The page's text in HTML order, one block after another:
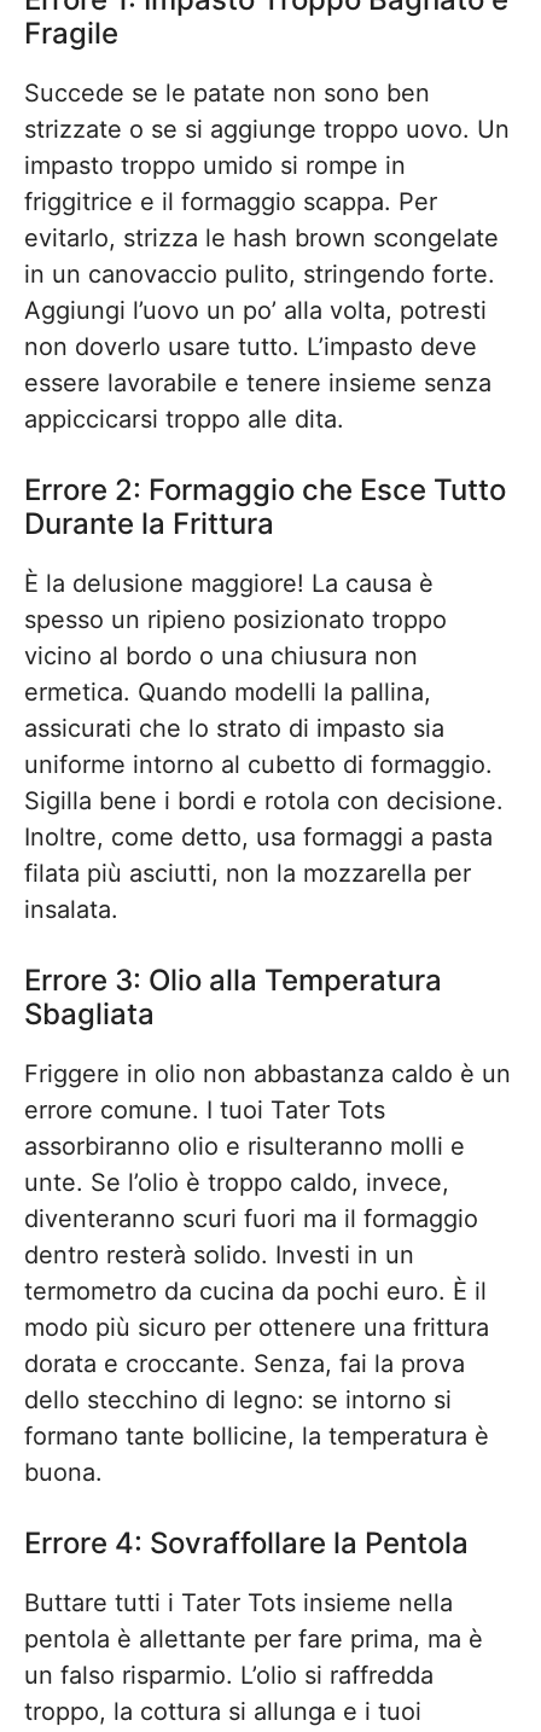
Fragile
Succede se le patate non sono ben
strizzate o se si aggiunge troppo uovo. Un
impasto troppo umido si rompe in
friggitrice e il formaggio scappa. Per
evitarlo, strizza le hash brown scongelate
in un canovaccio pulito, stringendo forte.
Aggiungi l’uovo un po’ alla volta, potresti
non doverlo usare tutto. L’impasto deve
essere lavorabile e tenere insieme senza
appiccicarsi troppo alle dita.
Errore 2: Formaggio che Esce Tutto
Durante la Frittura
È la delusione maggiore! La causa è
spesso un ripieno posizionato troppo
vicino al bordo o una chiusura non
ermetica. Quando modelli la pallina,
assicurati che lo strato di impasto sia
uniforme intorno al cubetto di formaggio.
Sigilla bene i bordi e rotola con decisione.
Inoltre, come detto, usa formaggi a pasta
filata più asciutti, non la mozzarella per
insalata.
Errore 3: Olio alla Temperatura
Sbagliata
Friggere in olio non abbastanza caldo è un
errore comune. I tuoi Tater Tots
assorbiranno olio e risulteranno molli e
unte. Se l’olio è troppo caldo, invece,
diventeranno scuri fuori ma il formaggio
dentro resterà solido. Investi in un
termometro da cucina da pochi euro. È il
modo più sicuro per ottenere una frittura
dorata e croccante. Senza, fai la prova
dello stecchino di legno: se intorno si
formano tante bollicine, la temperatura è
buona.
Errore 4: Sovraffollare la Pentola
Buttare tutti i Tater Tots insieme nella
pentola è allettante per fare prima, ma è
un falso risparmio. L’olio si raffredda
troppo, la cottura si allunga e i tuoi